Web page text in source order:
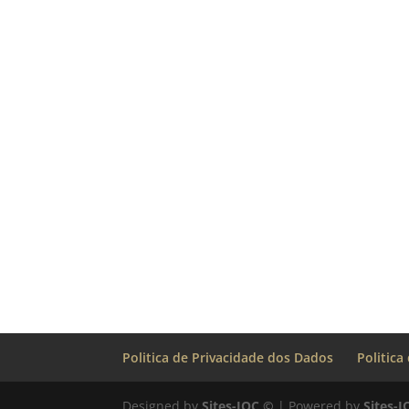
Politica de Privacidade dos Dados Politica